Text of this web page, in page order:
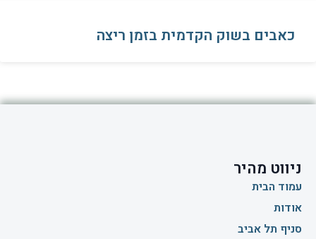
כאבים בשוק הקדמית בזמן ריצה
ניווט מהיר
עמוד הבית
אודות
סניף תל אביב